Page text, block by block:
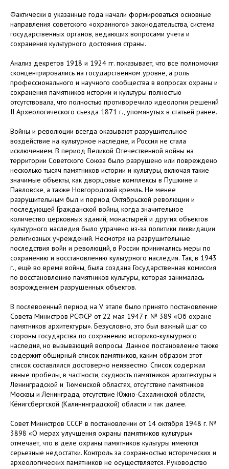
Фактически в указанные года начали формироваться основные
направления советского «охранного» законодательства, система
государственных органов, ведающих вопросами учета и
сохранения культурного достояния страны.
Анализ декретов 1918 и 1924 гг. показывает, что все полномочия
сконцентрировались на государственном уровне, а роль
профессионального и научного сообщества в вопросах охраны и
сохранения памятников истории и культуры полностью
отсутствовала, что полностью противоречило идеологии решений
II Археологического съезда 1871 г., упомянутых в статьей ранее.
Войны и революции всегда оказывают разрушительное
воздействие на культурное наследие, и Россия не стала
исключением. В период Великой Отечественной войны на
территории Советского Союза было разрушено или повреждено
несколько тысяч памятников истории и культуры, включая такие
значимые объекты, как дворцовые комплексы в Пушкине и
Павловске, а также Новгородский кремль. Не менее
разрушительным был и период Октябрьской революции и
последующей Гражданской войны, когда значительное
количество церковных зданий, монастырей и других объектов
культурного наследия было утрачено из-за политики ликвидации
религиозных учреждений. Несмотря на разрушительные
последствия войн и революций, в России принимались меры по
сохранению и восстановлению культурного наследия. Так, в 1943
г., ещё во время войны, была создана Государственная комиссия
по восстановлению памятников культуры, которая занималась
возрождением разрушенных объектов.
В послевоенный период на V этапе было принято постановление
Совета Министров РСФСР от 22 мая 1947 г. № 389 «Об охране
памятников архитектуры». Безусловно, это был важный шаг со
стороны государства по сохранению историко-культурного
наследия, но вызывающий вопросы. Данное постановление также
содержит обширный список памятников, каким образом этот
список составлялся достоверно неизвестно. Список содержал
явные пробелы, в частности, скудность памятников архитектуры в
Ленинградской и Тюменской областях, отсутствие памятников
Москвы и Ленинграда, отсутствие Южно-Сахалинской области,
Кёнигсбергской (Калининградской) области и так далее.
Совет Министров СССР в постановлении от 14 октября 1948 г. №
3898 «О мерах улучшения охраны памятников культуры»
отмечает, что в деле охраны памятников культуры имеются
серьезные недостатки. Контроль за сохранностью исторических и
археологических памятников не осуществляется. Руководство